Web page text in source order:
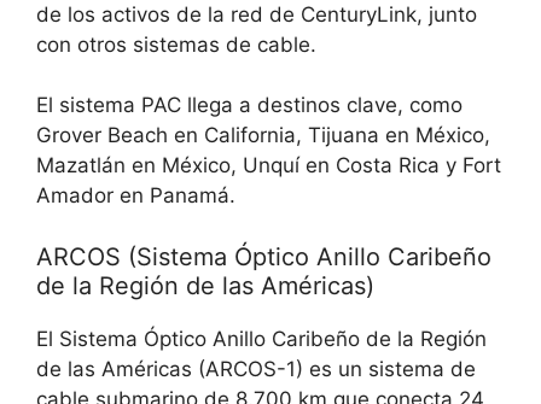
de los activos de la red de CenturyLink, junto
con otros sistemas de cable.
El sistema PAC llega a destinos clave, como
Grover Beach en California, Tijuana en México,
Mazatlán en México, Unquí en Costa Rica y Fort
Amador en Panamá.
ARCOS (Sistema Óptico Anillo Caribeño
de la Región de las Américas)
El Sistema Óptico Anillo Caribeño de la Región
de las Américas (ARCOS-1) es un sistema de
cable submarino de 8,700 km que conecta 24